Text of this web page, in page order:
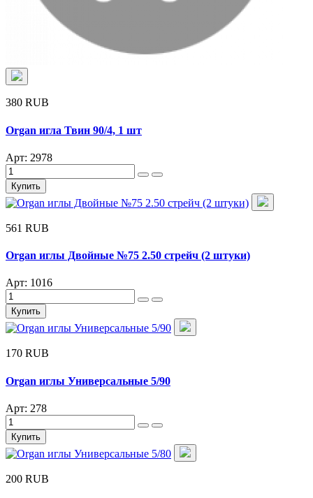
380 RUB
Organ игла Твин 90/4, 1 шт
Арт: 2978
Купить
561 RUB
Organ иглы Двойные №75 2.50 стрейч (2 штуки)
Арт: 1016
Купить
170 RUB
Organ иглы Универсальные 5/90
Арт: 278
Купить
200 RUB